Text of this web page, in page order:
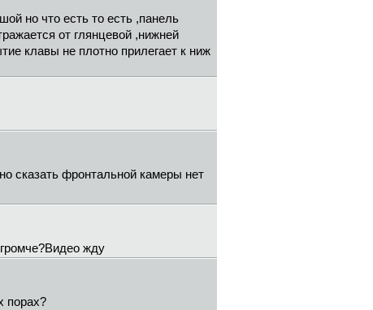
но что есть то есть ,панель
от глянцевой ,нижней
клавы не плотно прилегает к ниж
сказать фронтальной камеры нет
жду
порах?